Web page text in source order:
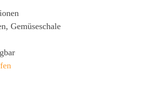
Gemüseschale